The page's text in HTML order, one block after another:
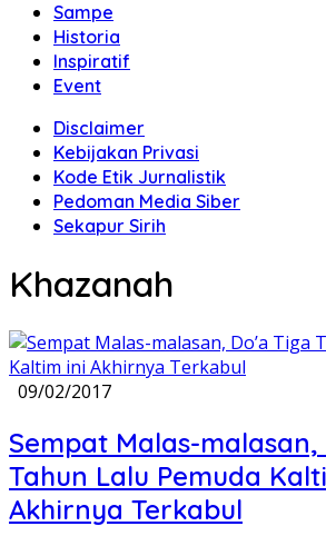
Sampe
Historia
Inspiratif
Event
Disclaimer
Kebijakan Privasi
Kode Etik Jurnalistik
Pedoman Media Siber
Sekapur Sirih
Khazanah
09/02/2017
Sempat Malas-malasan,
Tahun Lalu Pemuda
Akhirnya Terkabul